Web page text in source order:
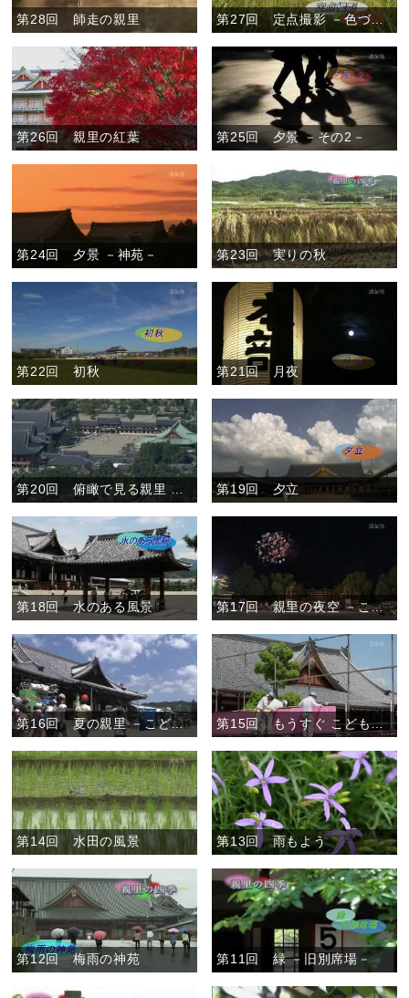
第28回 師走の親里 第27回 定点撮影 －色づき－
第26回 親里の紅葉 第25回 夕景 －その2－
第24回 夕景 －神苑－ 第23回 実りの秋
第22回 初秋 第21回 月夜
第20回 俯瞰で見る親里 ～大国見山より～（夏から秋へ） 第19回 夕立
第18回 水のある風景 第17回 親里の夜空 －こどもおぢばがえり－
第16回 夏の親里 －こどもおぢばがえり－ 第15回 もうすぐ こどもおぢばがえり
第14回 水田の風景 第13回 雨もよう
第12回 梅雨の神苑 第11回 緑 －旧別席場－